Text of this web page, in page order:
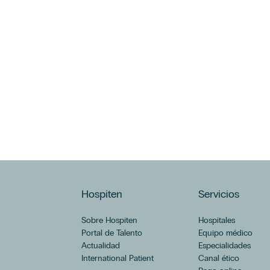
Hospiten
Sobre Hospiten
Portal de Talento
Actualidad
International Patient
Servicios
Hospitales
Equipo médico
Especialidades
Canal ético